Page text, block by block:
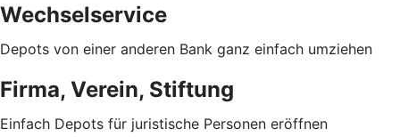
Wechselservice
Depots von einer anderen Bank ganz einfach umziehen
Firma, Verein, Stiftung
Einfach Depots für juristische Personen eröffnen